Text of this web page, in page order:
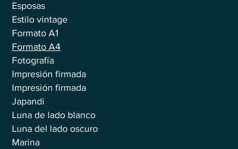
Esposas
Estilo vintage
Formato A1
Formato A4
Fotografía
Impresión firmada
Impresión firmada
Japandi
Luna de lado blanco
Luna del lado oscuro
Marina